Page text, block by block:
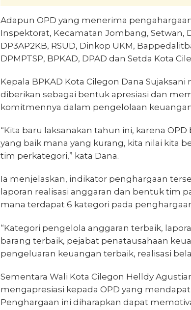
Adapun OPD yang menerima
Inspektorat, Kecamatan Jombang, Setwan,
DP3AP2KB, RSUD, Dinkop UKM,
DPMPTSP, BPKAD, DPAD dan Setda Kota
Kepala BPKAD Kota Cilegon Dana
diberikan sebagai bentuk apresiasi dan
komitmennya dalam pengelolaan
“Kita baru laksanakan tahun ini, karena
yang baik mana yang kurang, kita nilai kita
tim perkategori,” kata Dana.
Ia menjelaskan, indikator penghargaan
laporan realisasi anggaran dan bentuk tim
mana terdapat 6 kategori pada
“Kategori pengelola anggaran terbaik,
barang terbaik, pejabat penatausahaan
pengeluaran keuangan terbaik, realisasi
Sementara Wali Kota Cilegon Helldy
mengapresiasi kepada OPD yang
Penghargaan ini diharapkan dapat